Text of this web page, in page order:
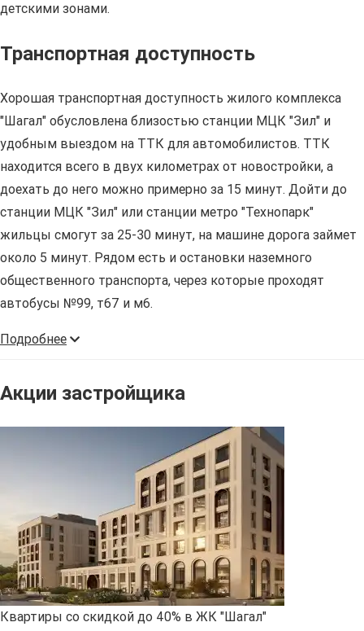
детскими зонами.
Транспортная доступность
Хорошая транспортная доступность жилого комплекса
"Шагал" обусловлена близостью станции МЦК "Зил" и
удобным выездом на ТТК для автомобилистов. ТТК
находится всего в двух километрах от новостройки, а
доехать до него можно примерно за 15 минут. Дойти до
станции МЦК "Зил" или станции метро "Технопарк"
жильцы смогут за 25-30 минут, на машине дорога займет
около 5 минут. Рядом есть и остановки наземного
общественного транспорта, через которые проходят
автобусы №99, т67 и м6.
Подробнее
Акции застройщика
Квартиры со скидкой до 40% в ЖК "Шагал"